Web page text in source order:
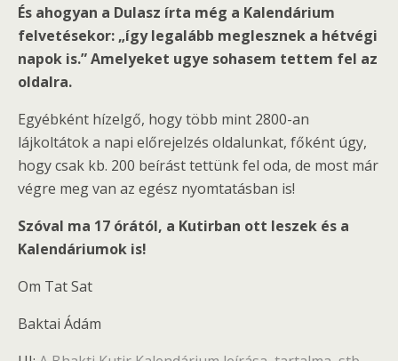
És ahogyan a Dulasz írta még a Kalendárium
felvetésekor: „így legalább meglesznek a hétvégi
napok is.” Amelyeket ugye sohasem tettem fel az
oldalra.
Egyébként hízelgő, hogy több mint 2800-an
lájkoltátok a napi előrejelzés oldalunkat, főként úgy,
hogy csak kb. 200 beírást tettünk fel oda, de most már
végre meg van az egész nyomtatásban is!
Szóval ma 17 órától, a Kutirban ott leszek és a
Kalendáriumok is!
Om Tat Sat
Baktai Ádám